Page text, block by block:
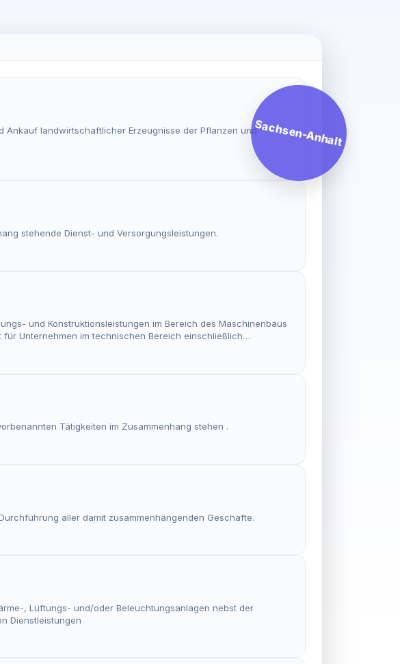
landwirtschaftlicher Erzeugnisse der Pflanzen und
stehende Dienst- und Versorgungsleistungen.
und Konstruktionsleistungen im Bereich des Maschinenbaus
Unternehmen im technischen Bereich einschließlich
Tätigkeiten im Zusammenhang stehen .
aller damit zusammenhängenden Geschäfte.
, Lüftungs- und/oder Beleuchtungsanlagen nebst der
Dienstleistungen
Sachsen-Anhalt